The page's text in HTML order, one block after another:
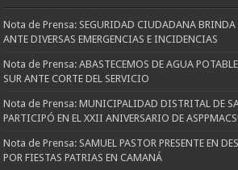
Nota de Prensa: SEGURIDAD CIUDADANA BRINDA
ANTE DIVERSAS EMERGENCIAS E INCIDENCIAS
Nota de Prensa: ABASTECEMOS DE AGUA
SUR ANTE CORTE DEL SERVICIO
Nota de Prensa: MUNICIPALIDAD DISTRITAL DE
PARTICIPÓ EN EL XXII ANIVERSARIO DE
Nota de Prensa: SAMUEL PASTOR PRESENTE EN
POR FIESTAS PATRIAS EN CAMANÁ